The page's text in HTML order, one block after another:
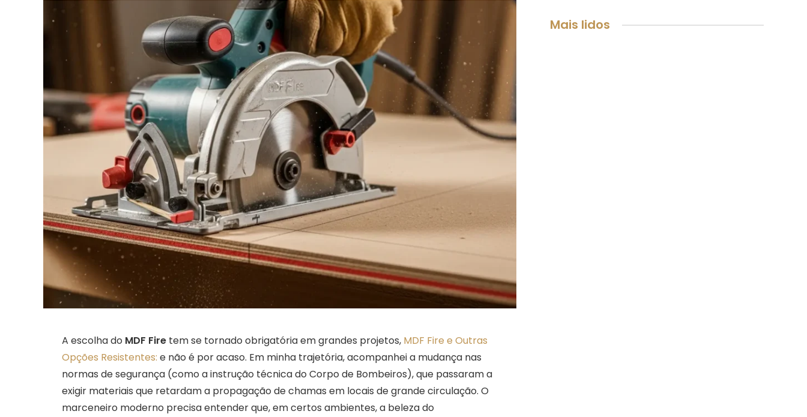
A escolha do MDF Fire tem se tornado obrigatória em grandes projetos, MDF Fire e Outras
Opções Resistentes: e não é por acaso. Em minha trajetória, acompanhei a mudança nas
normas de segurança (como a instrução técnica do Corpo de Bombeiros), que passaram a
exigir materiais que retardam a propagação de chamas em locais de grande circulação. O
marceneiro moderno precisa entender que, em certos ambientes, a beleza do
Mais lidos